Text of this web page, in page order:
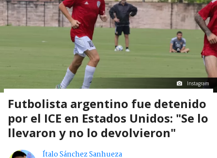
Instagram
Futbolista argentino fue detenido
por el ICE en Estados Unidos: "Se lo
llevaron y no lo devolvieron"
Ítalo Sánchez Sanhueza